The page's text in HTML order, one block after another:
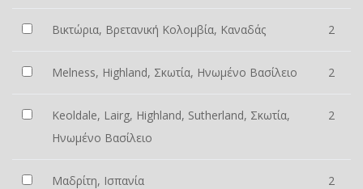
Βικτώρια, Βρετανική Κολομβία, Καναδάς 2
Melness, Highland, Σκωτία, Ηνωμένο Βασίλειο 2
Keoldale, Lairg, Highland, Sutherland, Σκωτία,
Ηνωμένο Βασίλειο
2
Μαδρίτη, Ισπανία 2